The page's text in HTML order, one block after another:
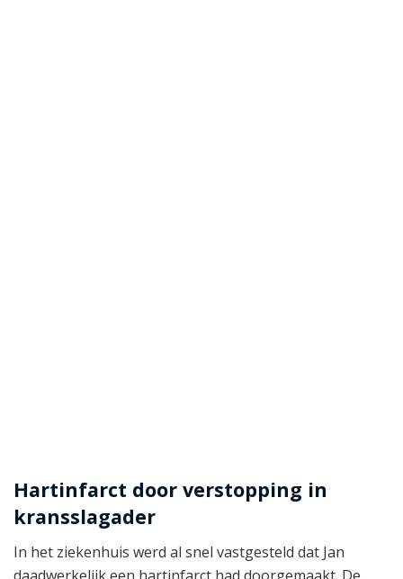
Hartinfarct door verstopping in
kransslagader
In het ziekenhuis werd al snel vastgesteld dat Jan